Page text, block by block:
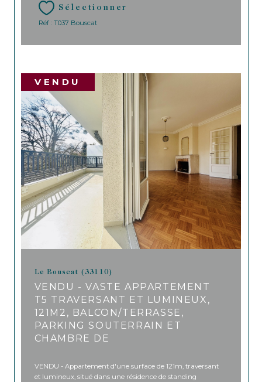
Sélectionner
Réf : T037 Bouscat
Le Bouscat (33110)
VENDU - VASTE APPARTEMENT
T5 TRAVERSANT ET LUMINEUX,
121M2, BALCON/TERRASSE,
PARKING SOUTERRAIN ET
CHAMBRE DE
VENDU - Appartement d'une surface de 121m, traversant
et lumineux, situé dans une résidence de standing
VENDU